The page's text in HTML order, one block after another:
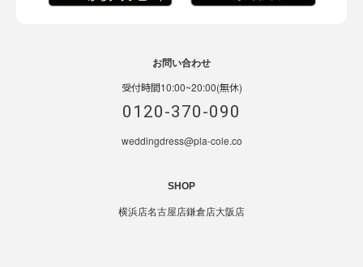
お問い合わせ
受付時間10:00~20:00(無休)
0120-370-090
weddingdress@pla-cole.co
SHOP
横浜店名古屋店鎌倉店大阪店